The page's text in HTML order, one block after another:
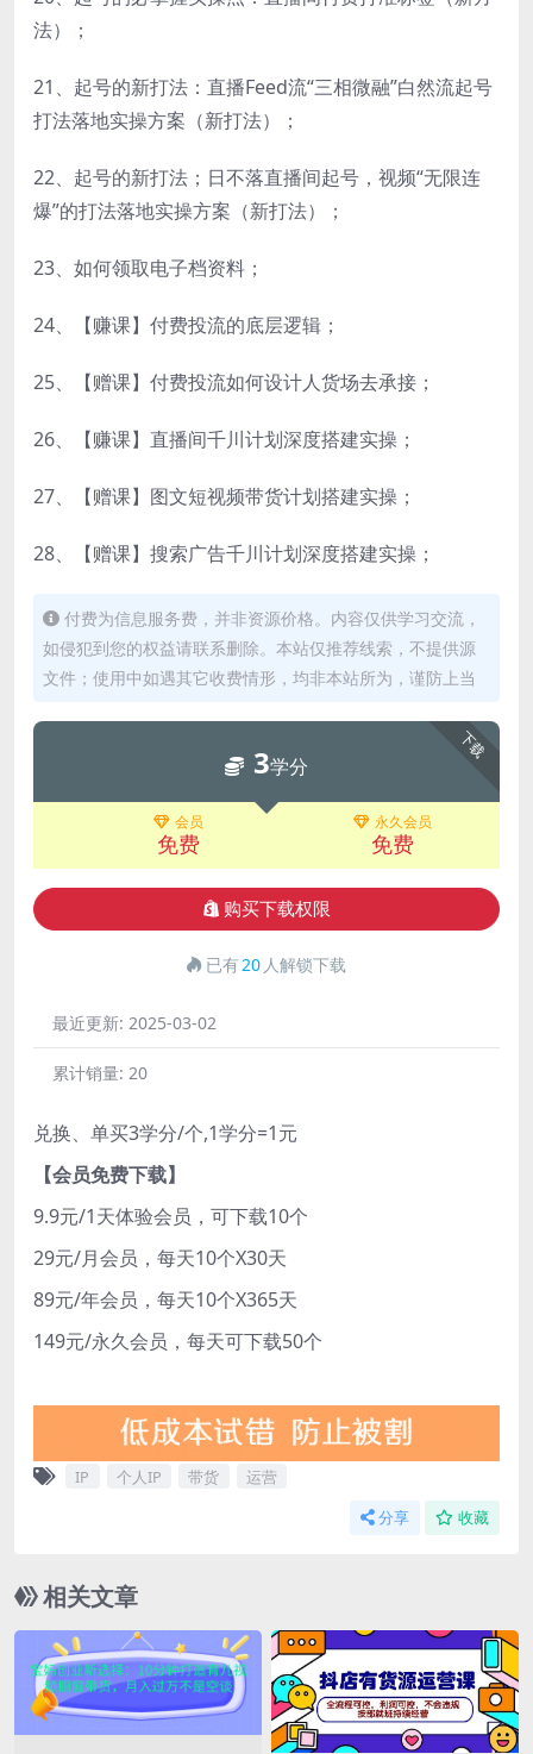
法）；
21、起号的新打法：直播Feed流“三相微融”白然流起号
打法落地实操方案（新打法）；
22、起号的新打法；日不落直播间起号，视频“无限连
爆”的打法落地实操方案（新打法）；
23、如何领取电子档资料；
24、【赚课】付费投流的底层逻辑；
25、【赠课】付费投流如何设计人货场去承接；
26、【赚课】直播间千川计划深度搭建实操；
27、【赠课】图文短视频带货计划搭建实操；
28、【赠课】搜索广告千川计划深度搭建实操；
付费为信息服务费，并非资源价格。内容仅供学习交流，
如侵犯到您的权益请联系删除。本站仅推荐线索，不提供源
文件；使用中如遇其它收费情形，均非本站所为，谨防上当
下载
3学分
会员
免费
永久会员
免费
购买下载权限
已有20 人解锁下载
最近更新: 2025-03-02
累计销量: 20
兑换、单买3学分/个,1学分=1元
【会员免费下载】
9.9元/1天体验会员，可下载10个
29元/月会员，每天10个X30天
89元/年会员，每天10个X365天
149元/永久会员，每天可下载50个
IP 个人IP 带货 运营
分享 收藏
相关文章